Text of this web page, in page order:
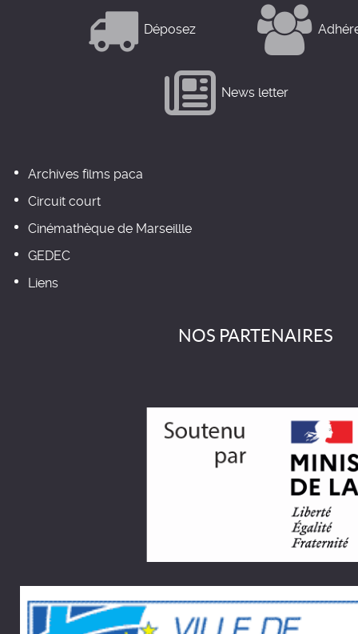
Déposez
News letter
Archives films paca
Circuit court
Cinémathèque de Marseillle
GEDEC
Liens
NOS PARTENAIRES